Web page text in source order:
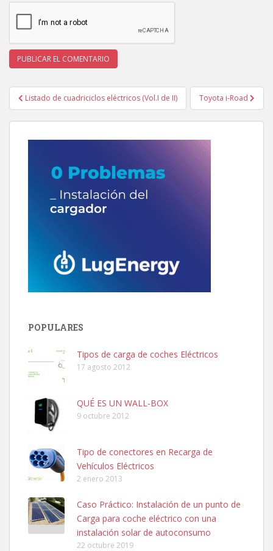
Navegación
de
entradas
Listado de cuadriciclos eléctricos (Vol.I de II) Toyota i-Road
POPULARES
Tipos de carga de coches Eléctricos
17 agosto 2012
QUÉ ES UN WALL-BOX
9 octubre 2012
Tipo de conectores en Recarga de
Vehículos Eléctricos
2 enero 2013
Caso Práctico: Instalación de un punto de
Carga para coche eléctrico con una
instalación solar de autoconsumo
22 octubre 2019